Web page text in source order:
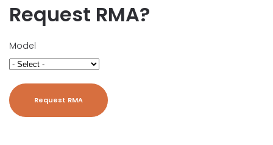
Request RMA?
Model
Request RMA